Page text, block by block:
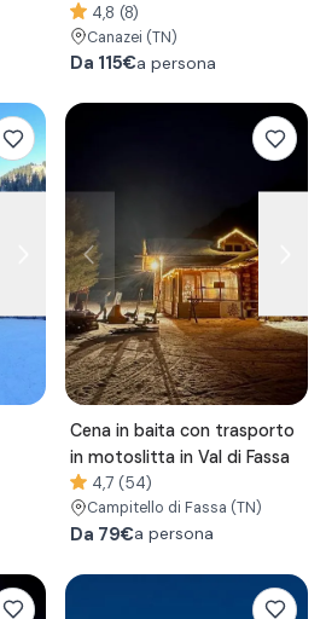
4,8 (8)
Canazei (TN)
Da 115€a persona
Cena in baita con trasporto
in motoslitta in Val di Fassa
4,7 (54)
Campitello di Fassa (TN)
Da 79€a persona